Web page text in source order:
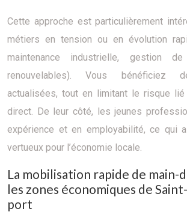
Cette approche est particulièrement
métiers en tension ou en évolution
maintenance industrielle, gestion de
renouvelables). Vous bénéficiez
actualisées, tout en limitant le risque lié
direct. De leur côté, les jeunes
expérience et en employabilité, ce qui
vertueux pour l’économie locale.
La mobilisation rapide de main-
les zones économiques de
port